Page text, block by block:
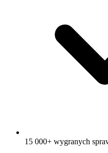
15 000+ wygranych